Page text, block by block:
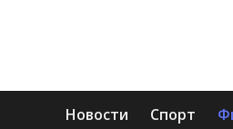
Новости Спорт